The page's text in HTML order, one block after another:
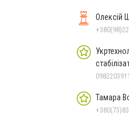
Олексій
0982203911
Тамара